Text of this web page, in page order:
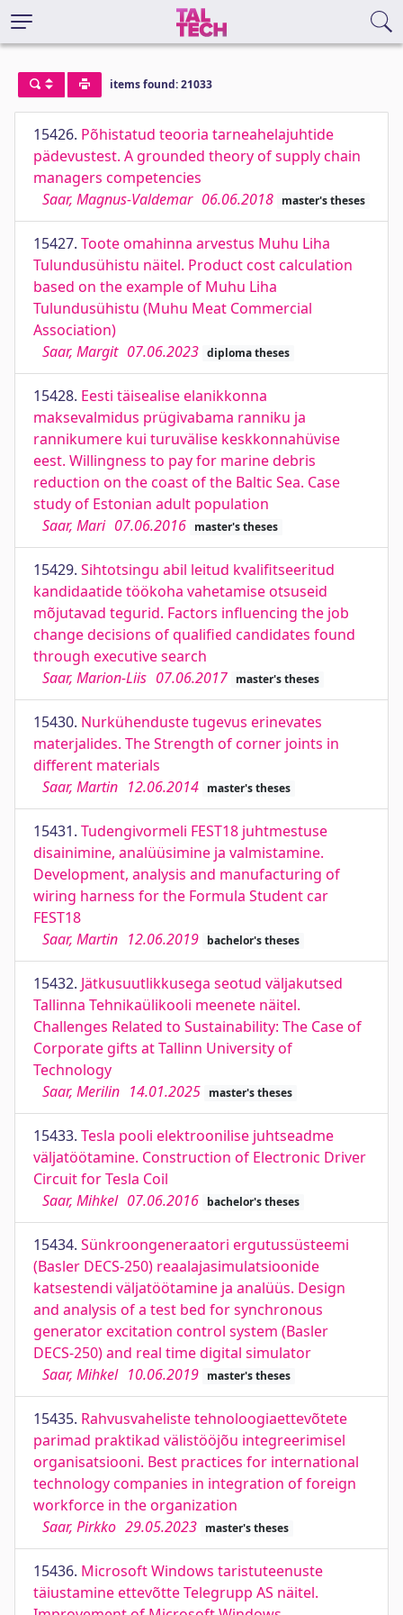
items found: 21033
15426. Põhistatud teooria tarneahelajuhtide
pädevustest. A grounded theory of supply chain
managers competencies
Saar, Magnus-Valdemar 06.06.2018 master's theses
15427. Toote omahinna arvestus Muhu Liha
Tulundusühistu näitel. Product cost calculation
based on the example of Muhu Liha
Tulundusühistu (Muhu Meat Commercial
Association)
Saar, Margit 07.06.2023 diploma theses
15428. Eesti täisealise elanikkonna
maksevalmidus prügivabama ranniku ja
rannikumere kui turuvälise keskkonnahüvise
eest. Willingness to pay for marine debris
reduction on the coast of the Baltic Sea. Case
study of Estonian adult population
Saar, Mari 07.06.2016 master's theses
15429. Sihtotsingu abil leitud kvalifitseeritud
kandidaatide töökoha vahetamise otsuseid
mõjutavad tegurid. Factors influencing the job
change decisions of qualified candidates found
through executive search
Saar, Marion-Liis 07.06.2017 master's theses
15430. Nurkühenduste tugevus erinevates
materjalides. The Strength of corner joints in
different materials
Saar, Martin 12.06.2014 master's theses
15431. Tudengivormeli FEST18 juhtmestuse
disainimine, analüüsimine ja valmistamine.
Development, analysis and manufacturing of
wiring harness for the Formula Student car
FEST18
Saar, Martin 12.06.2019 bachelor's theses
15432. Jätkusuutlikkusega seotud väljakutsed
Tallinna Tehnikaülikooli meenete näitel.
Challenges Related to Sustainability: The Case of
Corporate gifts at Tallinn University of
Technology
Saar, Merilin 14.01.2025 master's theses
15433. Tesla pooli elektroonilise juhtseadme
väljatöötamine. Construction of Electronic Driver
Circuit for Tesla Coil
Saar, Mihkel 07.06.2016 bachelor's theses
15434. Sünkroongeneraatori ergutussüsteemi
(Basler DECS-250) reaalajasimulatsioonide
katsestendi väljatöötamine ja analüüs. Design
and analysis of a test bed for synchronous
generator excitation control system (Basler
DECS-250) and real time digital simulator
Saar, Mihkel 10.06.2019 master's theses
15435. Rahvusvaheliste tehnoloogiaettevõtete
parimad praktikad välistööjõu integreerimisel
organisatsiooni. Best practices for international
technology companies in integration of foreign
workforce in the organization
Saar, Pirkko 29.05.2023 master's theses
15436. Microsoft Windows taristuteenuste
täiustamine ettevõtte Telegrupp AS näitel.